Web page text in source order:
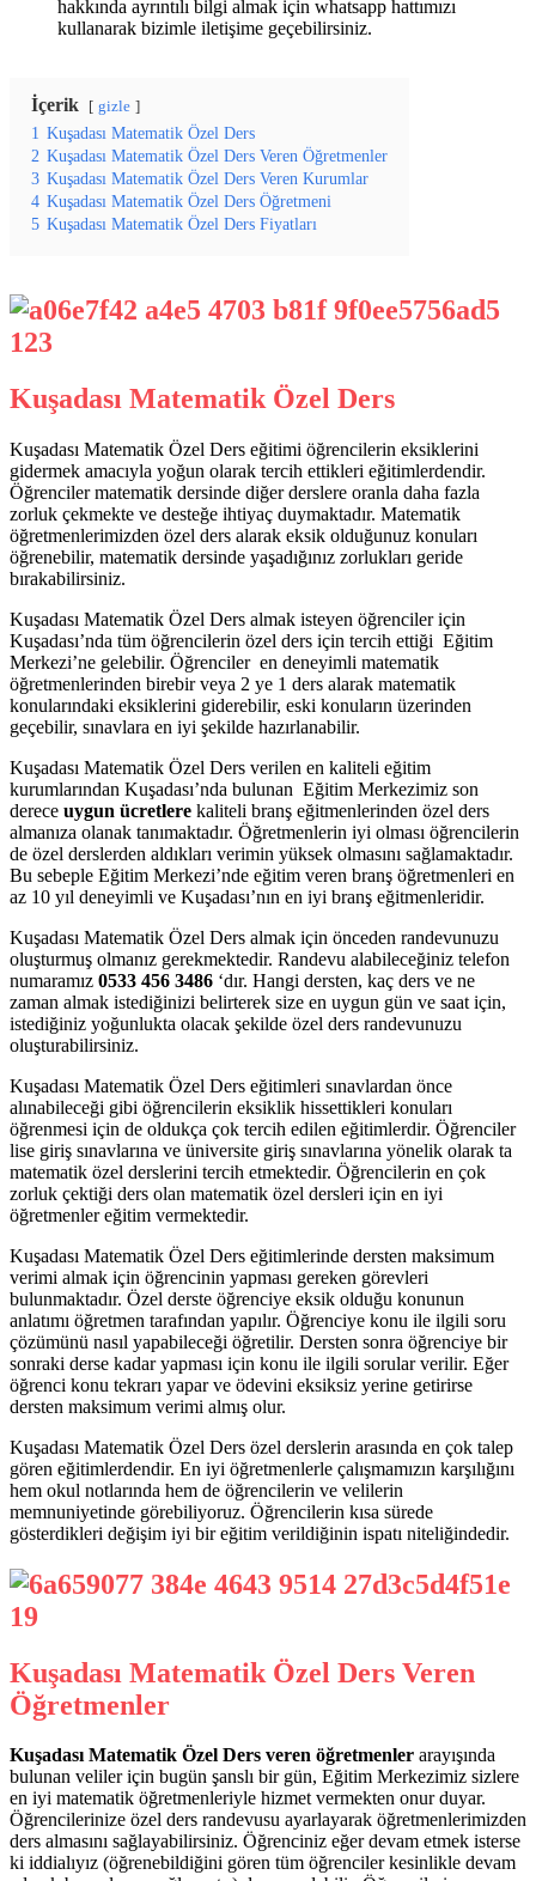
hakkında ayrıntılı bilgi almak için whatsapp hattımızı
kullanarak bizimle iletişime geçebilirsiniz.
İçerik gizle
1 Kuşadası Matematik Özel Ders
2 Kuşadası Matematik Özel Ders Veren Öğretmenler
3 Kuşadası Matematik Özel Ders Veren Kurumlar
4 Kuşadası Matematik Özel Ders Öğretmeni
5 Kuşadası Matematik Özel Ders Fiyatları
Kuşadası Matematik Özel Ders
Kuşadası Matematik Özel Ders eğitimi öğrencilerin eksiklerini
gidermek amacıyla yoğun olarak tercih ettikleri eğitimlerdendir.
Öğrenciler matematik dersinde diğer derslere oranla daha fazla
zorluk çekmekte ve desteğe ihtiyaç duymaktadır. Matematik
öğretmenlerimizden özel ders alarak eksik olduğunuz konuları
öğrenebilir, matematik dersinde yaşadığınız zorlukları geride
bırakabilirsiniz.
Kuşadası Matematik Özel Ders almak isteyen öğrenciler için
Kuşadası’nda tüm öğrencilerin özel ders için tercih ettiği Eğitim
Merkezi’ne gelebilir. Öğrenciler en deneyimli matematik
öğretmenlerinden birebir veya 2 ye 1 ders alarak matematik
konularındaki eksiklerini giderebilir, eski konuların üzerinden
geçebilir, sınavlara en iyi şekilde hazırlanabilir.
Kuşadası Matematik Özel Ders verilen en kaliteli eğitim
kurumlarından Kuşadası’nda bulunan Eğitim Merkezimiz son
derece uygun ücretlere kaliteli branş eğitmenlerinden özel ders
almanıza olanak tanımaktadır. Öğretmenlerin iyi olması öğrencilerin
de özel derslerden aldıkları verimin yüksek olmasını sağlamaktadır.
Bu sebeple Eğitim Merkezi’nde eğitim veren branş öğretmenleri en
az 10 yıl deneyimli ve Kuşadası’nın en iyi branş eğitmenleridir.
Kuşadası Matematik Özel Ders almak için önceden randevunuzu
oluşturmuş olmanız gerekmektedir. Randevu alabileceğiniz telefon
numaramız 0533 456 3486 ‘dır. Hangi dersten, kaç ders ve ne
zaman almak istediğinizi belirterek size en uygun gün ve saat için,
istediğiniz yoğunlukta olacak şekilde özel ders randevunuzu
oluşturabilirsiniz.
Kuşadası Matematik Özel Ders eğitimleri sınavlardan önce
alınabileceği gibi öğrencilerin eksiklik hissettikleri konuları
öğrenmesi için de oldukça çok tercih edilen eğitimlerdir. Öğrenciler
lise giriş sınavlarına ve üniversite giriş sınavlarına yönelik olarak ta
matematik özel derslerini tercih etmektedir. Öğrencilerin en çok
zorluk çektiği ders olan matematik özel dersleri için en iyi
öğretmenler eğitim vermektedir.
Kuşadası Matematik Özel Ders eğitimlerinde dersten maksimum
verimi almak için öğrencinin yapması gereken görevleri
bulunmaktadır. Özel derste öğrenciye eksik olduğu konunun
anlatımı öğretmen tarafından yapılır. Öğrenciye konu ile ilgili soru
çözümünü nasıl yapabileceği öğretilir. Dersten sonra öğrenciye bir
sonraki derse kadar yapması için konu ile ilgili sorular verilir. Eğer
öğrenci konu tekrarı yapar ve ödevini eksiksiz yerine getirirse
dersten maksimum verimi almış olur.
Kuşadası Matematik Özel Ders özel derslerin arasında en çok talep
gören eğitimlerdendir. En iyi öğretmenlerle çalışmamızın karşılığını
hem okul notlarında hem de öğrencilerin ve velilerin
memnuniyetinde görebiliyoruz. Öğrencilerin kısa sürede
gösterdikleri değişim iyi bir eğitim verildiğinin ispatı niteliğindedir.
Kuşadası Matematik Özel Ders Veren
Öğretmenler
Kuşadası Matematik Özel Ders veren öğretmenler arayışında
bulunan veliler için bugün şanslı bir gün, Eğitim Merkezimiz sizlere
en iyi matematik öğretmenleriyle hizmet vermekten onur duyar.
Öğrencilerinize özel ders randevusu ayarlayarak öğretmenlerimizden
ders almasını sağlayabilirsiniz. Öğrenciniz eğer devam etmek isterse
ki iddialıyız (öğrenebildiğini gören tüm öğrenciler kesinlikle devam